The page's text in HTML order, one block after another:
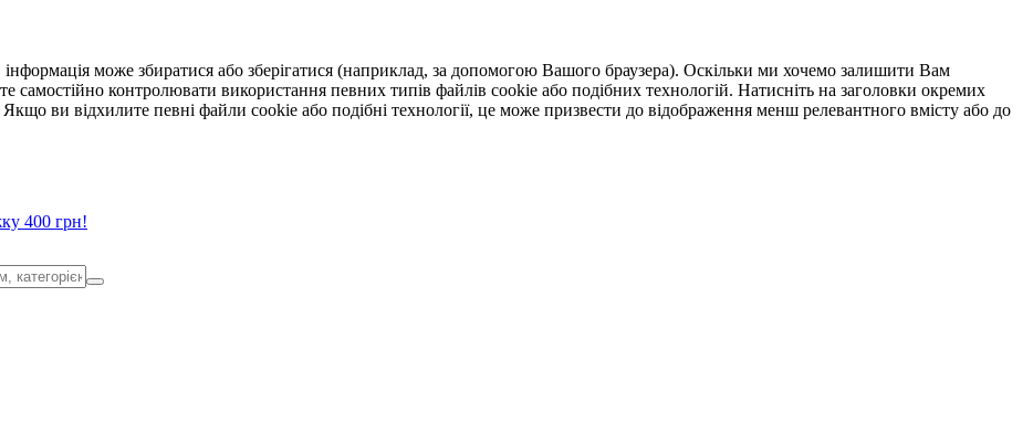
інформація може збиратися або зберігатися (наприклад, за допомогою Вашого браузера). Оскільки ми хочемо залишити Вам
контролювати використання певних типів файлів cookie або подібних технологій. Натисніть на заголовки окремих
ви відхилите певні файли cookie або подібні технології, це може призвести до відображення менш релевантного вмісту або до
400 грн!